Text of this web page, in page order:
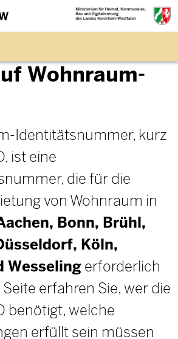
Wohnraum-
Identitätsnummer, kurz
ist eine
die für die
von Wohnraum in
Bonn, Brühl,
Köln,
Wesseling erforderlich
erfahren Sie, wer die
benötigt, welche
erfüllt sein müssen